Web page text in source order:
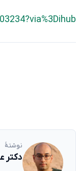
نوشتهٔ
دکتر